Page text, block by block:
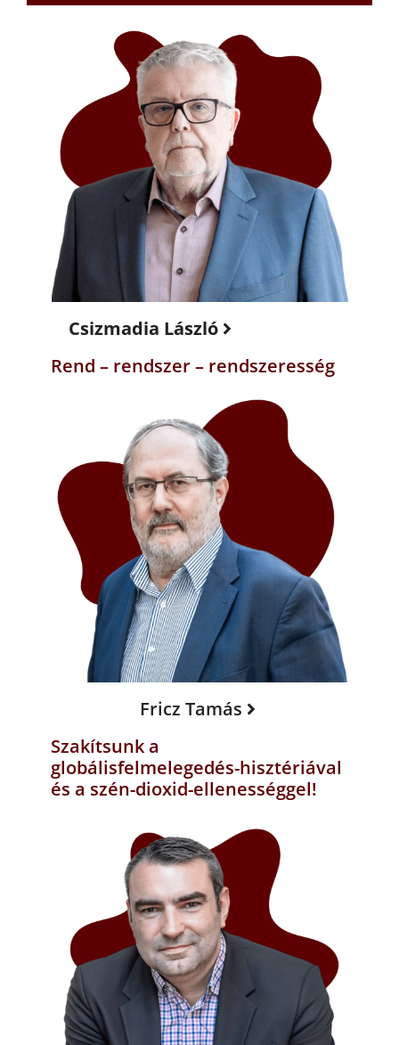
Csizmadia László
Rend – rendszer – rendszeresség
Fricz Tamás
Szakítsunk a
globálisfelmelegedés-hisztériával
és a szén-dioxid-ellenességgel!